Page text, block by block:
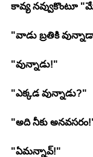
కావ్య నవ్వుకొంటూ
"వాడు బ్రతికి
"వున్నాడు!"
"ఎక్కడ వున్నాడు?"
"అది నీకు
"ఏమన్నావ్!"